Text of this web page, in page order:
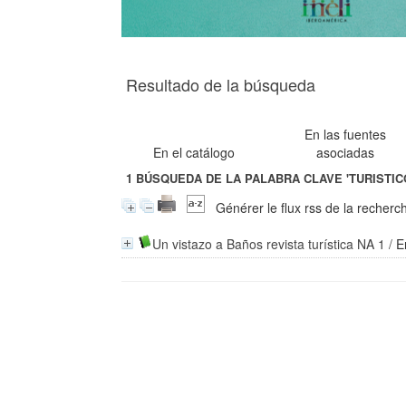
Resultado de la búsqueda
En el catálogo
En las fuentes
asociadas
1 BÚSQUEDA DE LA PALABRA CLAVE
Générer le flux rss de la
Un vistazo a Baños revista turística NA 1 /